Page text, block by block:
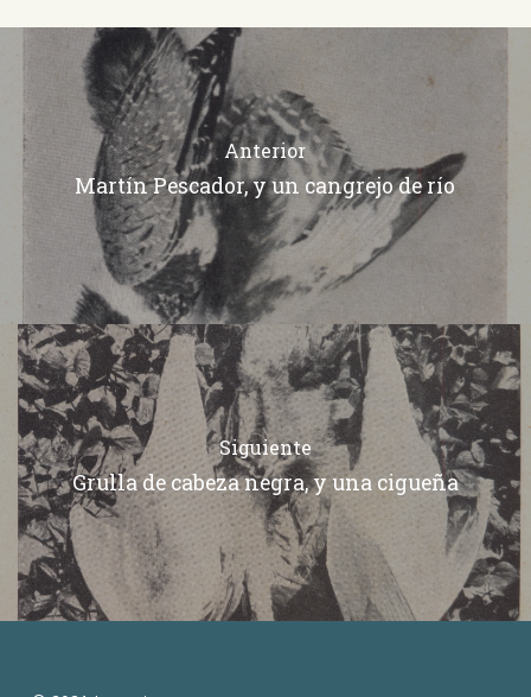
Anterior
Martín Pescador, y un cangrejo de río
Siguiente
Grulla de cabeza negra, y una cigueña